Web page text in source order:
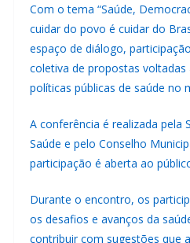
Com o tema “Saúde,
cuidar do povo é cuidar do
espaço de diálogo,
coletiva de propostas
políticas públicas de saúde no
A conferência é realizada pela
Saúde e pelo Conselho
participação é aberta ao
Durante o encontro, os
os desafios e avanços da
contribuir com sugestões que